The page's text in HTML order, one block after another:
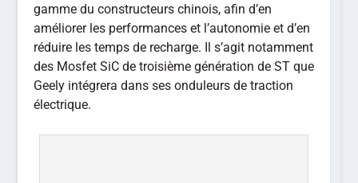
gamme du constructeurs chinois, afin d’en
améliorer les performances et l’autonomie et d’en
réduire les temps de recharge. Il s’agit notamment
des Mosfet SiC de troisième génération de ST que
Geely intégrera dans ses onduleurs de traction
électrique.